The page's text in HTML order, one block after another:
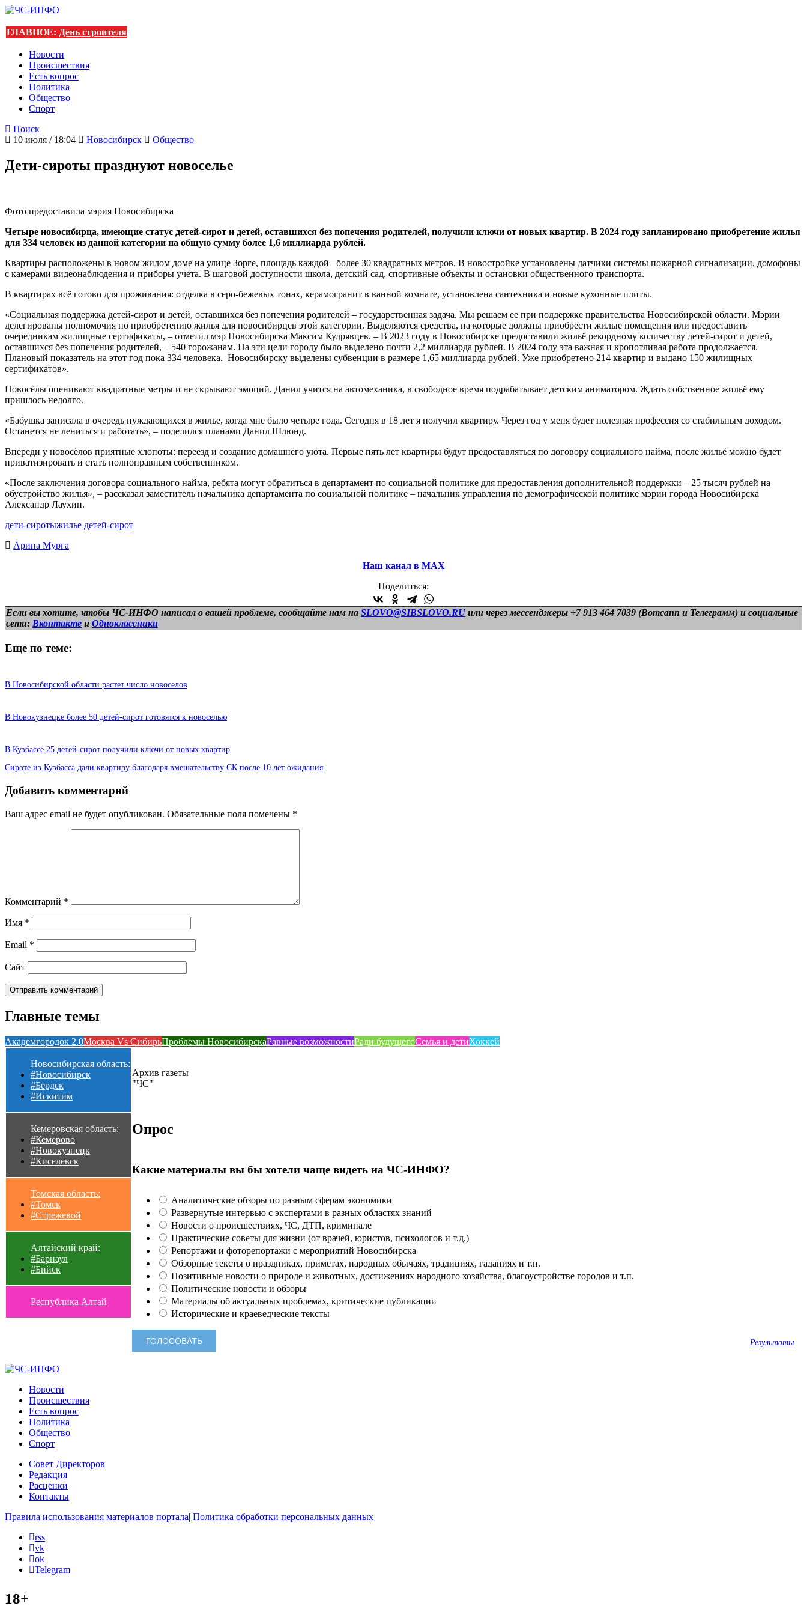
ГЛАВНОЕ: День строителя
Новости
Происшествия
Есть вопрос
Политика
Общество
Спорт
Поиск
10 июля / 18:04
Новосибирск Общество
Дети-сироты празднуют новоселье
Фото предоставила мэрия Новосибирска
Четыре новосибирца, имеющие статус детей-сирот и детей, оставшихся без попечения родителей, получили ключи от новых квартир. В 2024 году запланировано приобретение жилья
для 334 человек из данной категории на общую сумму более 1,6 миллиарда рублей.
Квартиры расположены в новом жилом доме на улице Зорге, площадь каждой –более 30 квадратных метров. В новостройке установлены датчики системы пожарной сигнализации, домофоны
с камерами видеонаблюдения и приборы учета. В шаговой доступности школа, детский сад, спортивные объекты и остановки общественного транспорта.
В квартирах всё готово для проживания: отделка в серо-бежевых тонах, керамогранит в ванной комнате, установлена сантехника и новые кухонные плиты.
«Социальная поддержка детей-сирот и детей, оставшихся без попечения родителей – государственная задача. Мы решаем ее при поддержке правительства Новосибирской области. Мэрии
делегированы полномочия по приобретению жилья для новосибирцев этой категории. Выделяются средства, на которые должны приобрести жилые помещения или предоставить
очередникам жилищные сертификаты, – отметил мэр Новосибирска Максим Кудрявцев. – В 2023 году в Новосибирске предоставили жильё рекордному количеству детей-сирот и детей,
оставшихся без попечения родителей, – 540 горожанам. На эти цели городу было выделено почти 2,2 миллиарда рублей. В 2024 году эта важная и кропотливая работа продолжается.
Плановый показатель на этот год пока 334 человека. Новосибирску выделены субвенции в размере 1,65 миллиарда рублей. Уже приобретено 214 квартир и выдано 150 жилищных
сертификатов».
Новосёлы оценивают квадратные метры и не скрывают эмоций. Данил учится на автомеханика, в свободное время подрабатывает детским аниматором. Ждать собственное жильё ему
пришлось недолго.
«Бабушка записала в очередь нуждающихся в жилье, когда мне было четыре года. Сегодня в 18 лет я получил квартиру. Через год у меня будет полезная профессия со стабильным доходом.
Останется не лениться и работать», – поделился планами Данил Шлюнд.
Впереди у новосёлов приятные хлопоты: переезд и создание домашнего уюта. Первые пять лет квартиры будут предоставляться по договору социального найма, после жильё можно будет
приватизировать и стать полноправным собственником.
«После заключения договора социального найма, ребята могут обратиться в департамент по социальной политике для предоставления дополнительной поддержки – 25 тысяч рублей на
обустройство жилья», – рассказал заместитель начальника департамента по социальной политике – начальник управления по демографической политике мэрии города Новосибирска
Александр Лаухин.
дети-сиротыжилье детей-сирот
Арина Мурга
Наш канал в МАХ
Поделиться:
Если вы хотите, чтобы ЧС-ИНФО написал о вашей проблеме, сообщайте нам на SLOVO@SIBSLOVO.RU или через мессенджеры +7 913 464 7039 (Вотсапп и Телеграмм) и социальные
сети: Вконтакте и Одноклассники
Еще по теме:
В Новосибирской области растет число новоселов
В Новокузнецке более 50 детей-сирот готовятся к новоселью
В Кузбассе 25 детей-сирот получили ключи от новых квартир
Сироте из Кузбасса дали квартиру благодаря вмешательству СК после 10 лет ожидания
Добавить комментарий
Ваш адрес email не будет опубликован. Обязательные поля помечены *
Комментарий *
Имя *
Email *
Сайт
Главные темы
Академгородок 2.0Москва Vs СибирьПроблемы НовосибирскаРавные возможностиРади будущегоСемья и детиХоккей
Новосибирская область:
#Новосибирск
#Бердск
#Искитим
Кемеровская область:
#Кемерово
#Новокузнецк
#Киселевск
Томская область:
#Томск
#Стрежевой
Алтайский край:
#Барнаул
#Бийск
Республика Алтай
Архив газеты
"ЧС"
Опрос
Какие материалы вы бы хотели чаще видеть на ЧС-ИНФО?
Аналитические обзоры по разным сферам экономики
Развернутые интервью с экспертами в разных областях знаний
Новости о происшествиях, ЧС, ДТП, криминале
Практические советы для жизни (от врачей, юристов, психологов и т.д.)
Репортажи и фоторепортажи с мероприятий Новосибирска
Обзорные тексты о праздниках, приметах, народных обычаях, традициях, гаданиях и т.п.
Позитивные новости о природе и животных, достижениях народного хозяйства, благоустройстве городов и т.п.
Политические новости и обзоры
Материалы об актуальных проблемах, критические публикации
Исторические и краеведческие тексты
Результаты
Новости
Происшествия
Есть вопрос
Политика
Общество
Спорт
Совет Директоров
Редакция
Расценки
Контакты
Правила использования материалов портала| Политика обработки персональных данных
rss
vk
ok
Telegram
18+